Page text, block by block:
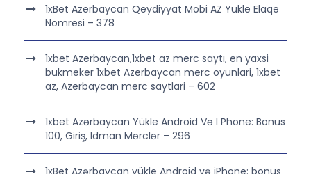
1xBet Azerbaycan Qeydiyyat Mobi AZ Yukle Elaqe
Nomresi – 378
1xbet Azerbaycan,1xbet az merc saytı, en yaxsi
bukmeker 1xbet Azerbaycan merc oyunlari, 1xbet
az, Azerbaycan merc saytlari – 602
1xbet Azərbaycan Yükle Android Və I Phone: Bonus
100, Giriş, Idman Mərclər – 296
1xBet Azərbaycan yükle Android və iPhone: bonus